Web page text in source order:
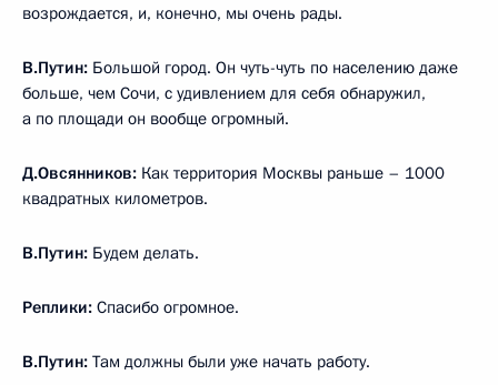
возрождается, и, конечно, мы очень рады.
В.Путин: Большой город. Он чуть-чуть по населению даже
больше, чем Сочи, с удивлением для себя обнаружил,
а по площади он вообще огромный.
Д.Овсянников: Как территория Москвы раньше – 1000
квадратных километров.
В.Путин: Будем делать.
Реплики: Спасибо огромное.
В.Путин: Там должны были уже начать работу.